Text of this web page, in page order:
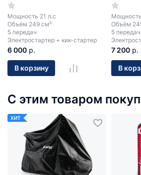
Мощность 21 л.с
Объём 249 см³
5 передач
Электростартер + кик-стартер
6 000 р.
В корзину
Объём
5 передач
7 200 р.
В
С этим товаром
ХИТ